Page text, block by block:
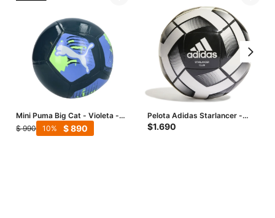
Mini Puma Big Cat - Violeta -
Verde Lima
$ 990 $890
10
Pelota Adidas Starlancer -
Blanco - Negro
$1.690